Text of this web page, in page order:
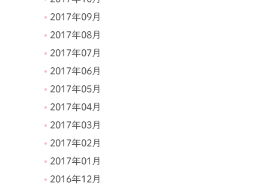
2017年09月
2017年08月
2017年07月
2017年06月
2017年05月
2017年04月
2017年03月
2017年02月
2017年01月
2016年12月